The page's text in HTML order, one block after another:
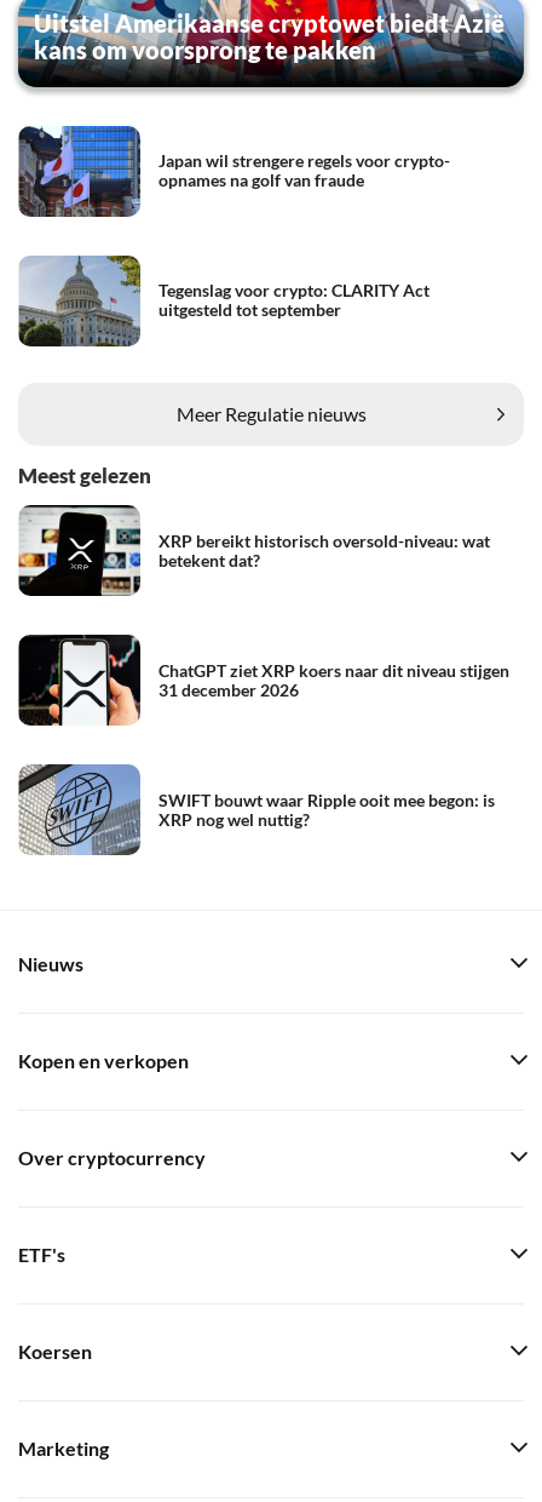
Uitstel Amerikaanse cryptowet biedt Azië
kans om voorsprong te pakken
Japan wil strengere regels voor crypto-
opnames na golf van fraude
Tegenslag voor crypto: CLARITY Act
uitgesteld tot september
Meer Regulatie nieuws
Meest gelezen
XRP bereikt historisch oversold-niveau: wat
betekent dat?
ChatGPT ziet XRP koers naar dit niveau stijgen
31 december 2026
SWIFT bouwt waar Ripple ooit mee begon: is
XRP nog wel nuttig?
Nieuws
Kopen en verkopen
Over cryptocurrency
ETF's
Koersen
Marketing